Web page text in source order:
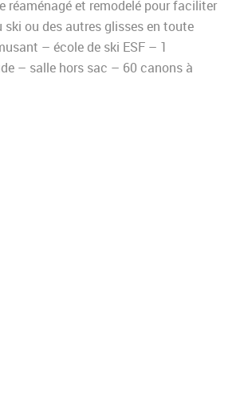
réaménagé et remodelé pour faciliter
ski ou des autres glisses en toute
– école de ski ESF – 1
– salle hors sac – 60 canons à